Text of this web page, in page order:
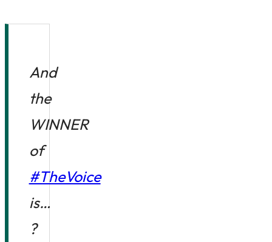
And
the
WINNER
of
#TheVoice
is…
?